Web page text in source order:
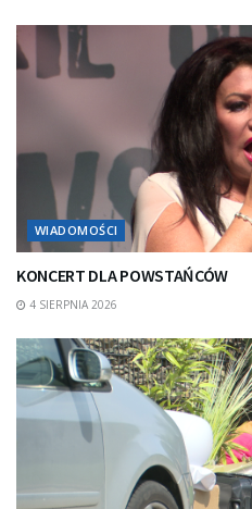
WIADOMOŚCI
KONCERT DLA POWSTAŃCÓW
4 SIERPNIA 2026